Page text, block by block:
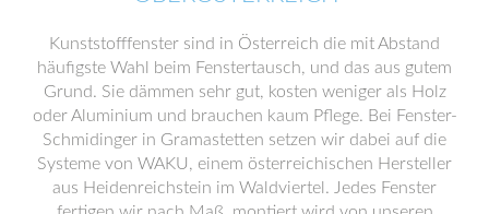
Kunststofffenster sind in Österreich die mit Abstand
häufigste Wahl beim Fenstertausch, und das aus gutem
Grund. Sie dämmen sehr gut, kosten weniger als Holz
oder Aluminium und brauchen kaum Pflege. Bei Fenster-
Schmidinger in Gramastetten setzen wir dabei auf die
Systeme von WAKU, einem österreichischen Hersteller
aus Heidenreichstein im Waldviertel. Jedes Fenster